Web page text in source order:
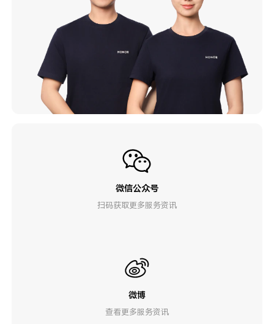
微信公众号
扫码获取更多服务资讯
微博
查看更多服务资讯